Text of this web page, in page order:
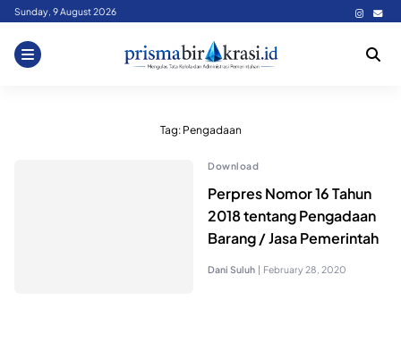
Skip
content
Sunday, 9 August 2026
Tag: Pengadaan
Download
Perpres Nomor 16 Tahun
2018 tentang Pengadaan
Barang / Jasa Pemerintah
Dani Suluh | February 28, 2020